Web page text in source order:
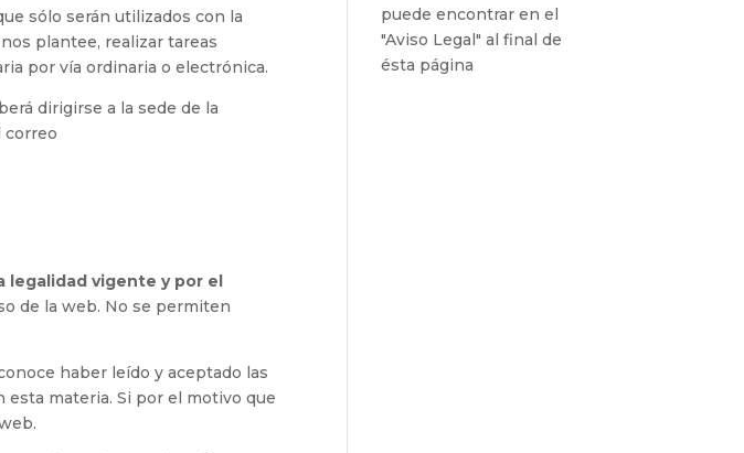
sólo serán utilizados con la
plantee, realizar tareas
por vía ordinaria o electrónica.
dirigirse a la sede de la
correo
legalidad vigente y por el
de la web. No se permiten
haber leído y aceptado las
materia. Si por el motivo que
puede encontrar en el
"Aviso Legal" al final de
ésta página